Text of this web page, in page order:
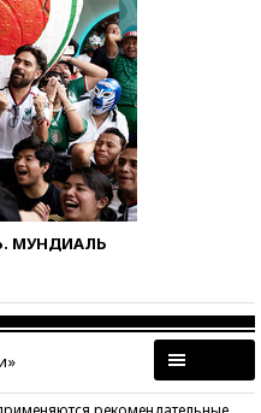
МУНДИАЛЬ